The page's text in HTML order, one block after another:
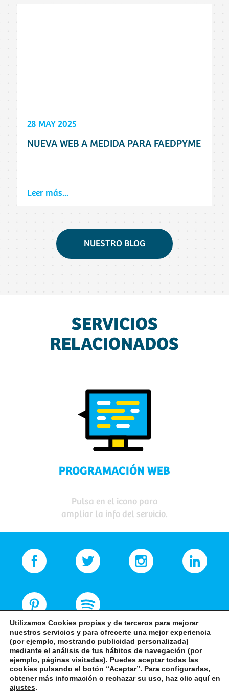
28 MAY 2025
NUEVA WEB A MEDIDA PARA FAEDPYME
Leer más...
NUESTRO BLOG
SERVICIOS
RELACIONADOS
PROGRAMACIÓN WEB
Pulsa en el icono para
ampliar la info del servicio.
Utilizamos Cookies propias y de terceros para mejorar
nuestros servicios y para ofrecerte una mejor experiencia
(por ejemplo, mostrando publicidad personalizada)
mediante el análisis de tus hábitos de navegación (por
ejemplo, páginas visitadas). Puedes aceptar todas las
cookies pulsando el botón “Aceptar”. Para configurarlas,
obtener más información o rechazar su uso, haz clic aquí en
ajustes.